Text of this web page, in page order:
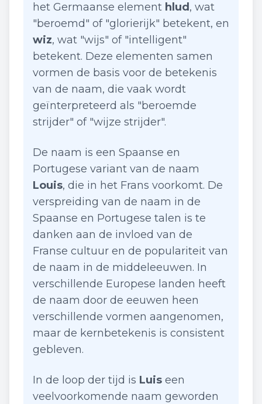
het Germaanse element hlud , wat
"beroemd" of "glorierijk" betekent, en
wiz, wat "wijs" of "intelligent"
betekent. Deze elementen samen
vormen de basis voor de betekenis
van de naam, die vaak wordt
geïnterpreteerd als "beroemde
strijder" of "wijze strijder".
De naam is een Spaanse en
Portugese variant van de naam
Louis, die in het Frans voorkomt. De
verspreiding van de naam in de
Spaanse en Portugese talen is te
danken aan de invloed van de
Franse cultuur en de populariteit van
de naam in de middeleeuwen. In
verschillende Europese landen heeft
de naam door de eeuwen heen
verschillende vormen aangenomen,
maar de kernbetekenis is consistent
gebleven.
In de loop der tijd is Luis een
veelvoorkomende naam geworden